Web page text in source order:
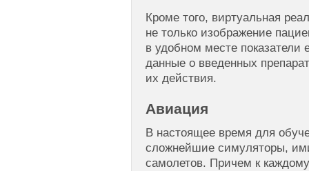
Кроме того, виртуальная
не только изображение
в удобном месте показатели
данные о введенных
их действия.
Авиация
В настоящее время для
сложнейшие симуляторы,
самолетов. Причем к